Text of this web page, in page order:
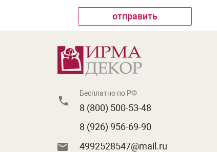
Бесплатно по РФ
8 (800) 500-53-48
8 (926) 956-69-90
4992528547@mail.ru